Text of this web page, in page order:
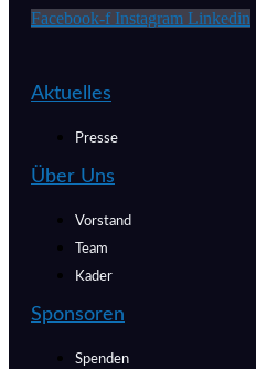
Facebook-f Instagram Linkedin
Aktuelles
Presse
Über Uns
Vorstand
Team
Kader
Sponsoren
Spenden